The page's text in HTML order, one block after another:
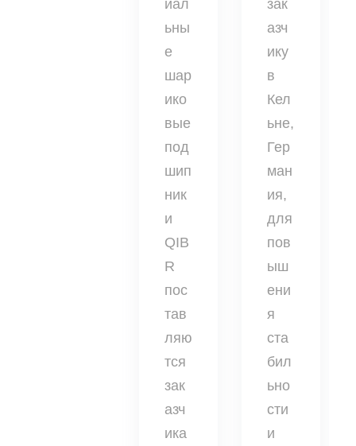
иал
ьны
е
шар
ико
вые
под
шип
ник
и
QIB
R
пос
тав
ляю
тся
зак
азч
ика
зак
азч
ику
в
Кел
ьне,
Гер
ман
ия,
для
пов
ыш
ени
я
ста
бил
ьно
сти
и